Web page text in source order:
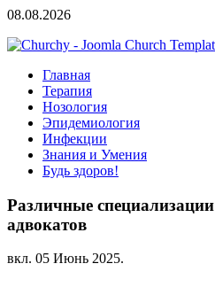
08.08.2026
Главная
Терапия
Нозология
Эпидемиология
Инфекции
Знания и Умения
Будь здоров!
Различные специализации
адвокатов
вкл. 05 Июнь 2025.